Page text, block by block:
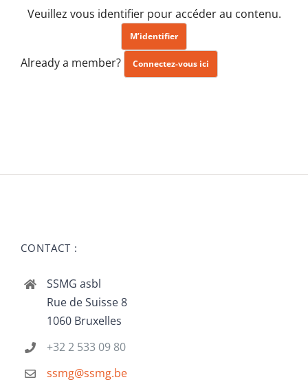
Veuillez vous identifier pour accéder au contenu.
M’identifier
Already a member? Connectez-vous ici
CONTACT :
SSMG asbl
Rue de Suisse 8
1060 Bruxelles
+32 2 533 09 80
ssmg@ssmg.be